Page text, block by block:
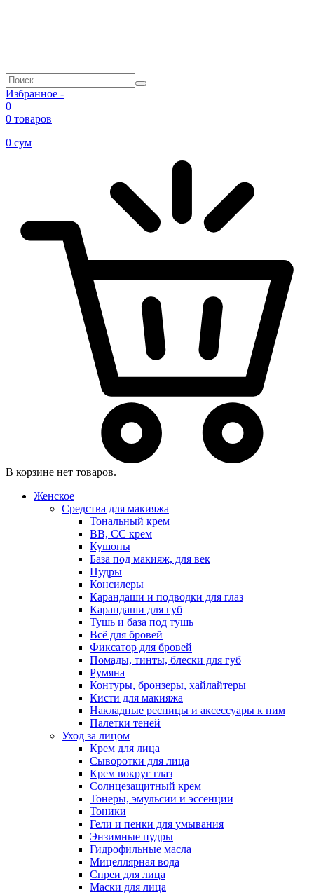
Избранное -
0
0 товаров
0 сум
В корзине нет товаров.
Женское
Средства для макияжа
Тональный крем
BB, CC крем
Кушоны
База под макияж, для век
Пудры
Консилеры
Карандаши и подводки для глаз
Карандаши для губ
Тушь и база под тушь
Всё для бровей
Фиксатор для бровей
Помады, тинты, блески для губ
Румяна
Контуры, бронзеры, хайлайтеры
Кисти для макияжа
Накладные ресницы и аксессуары к ним
Палетки теней
Уход за лицом
Крем для лица
Сыворотки для лица
Крем вокруг глаз
Солнцезащитный крем
Тонеры, эмульсии и эссенции
Тоники
Гели и пенки для умывания
Энзимные пудры
Гидрофильные масла
Мицеллярная вода
Спреи для лица
Маски для лица